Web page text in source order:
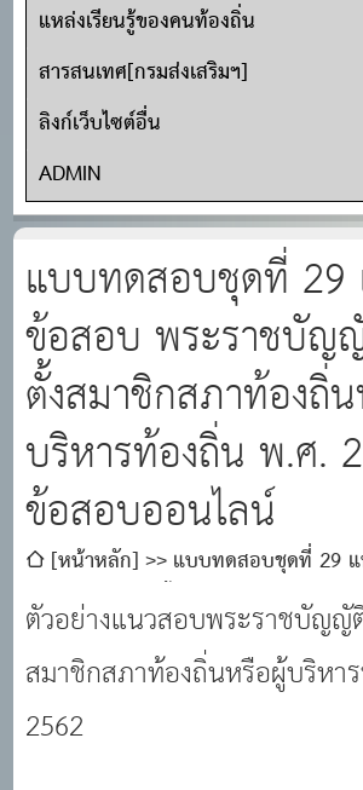
แหล่งเรียนรู้ของคนท้องถิ่น
สารสนเทศ[กรมส่งเสริมฯ]
ลิงก์เว็บไซต์อื่น
ADMIN
แบบทดสอบชุดที่ 29
ข้อสอบ พระราชบัญ
ตั้งสมาชิกสภาท้องถิ่
บริหารท้องถิ่น พ.ศ.
ข้อสอบออนไลน์
[หน้าหลัก]
แบบทดสอบชุดที่ 29
บัญญัติการเลือกตั้งสมาชิกสภาท้องถิ่นหรื
2562 #แนวข้อสอบออนไลน์
ตัวอย่างแนวสอบพระราชบัญญั
สมาชิกสภาท้องถิ่นหรือผู้บริหา
2562